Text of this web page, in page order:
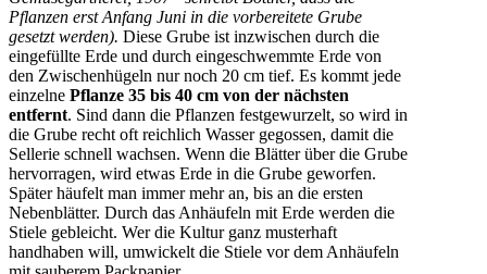
Pflanzen erst Anfang Juni in die vorbereitete Grube
gesetzt werden). Diese Grube ist inzwischen durch die
eingefüllte Erde und durch eingeschwemmte Erde von
den Zwischenhügeln nur noch 20 cm tief. Es kommt jede
einzelne Pflanze 35 bis 40 cm von der nächsten
entfernt. Sind dann die Pflanzen festgewurzelt, so wird in
die Grube recht oft reichlich Wasser gegossen, damit die
Sellerie schnell wachsen. Wenn die Blätter über die Grube
hervorragen, wird etwas Erde in die Grube geworfen.
Später häufelt man immer mehr an, bis an die ersten
Nebenblätter. Durch das Anhäufeln mit Erde werden die
Stiele gebleicht. Wer die Kultur ganz musterhaft
handhaben will, umwickelt die Stiele vor dem Anhäufeln